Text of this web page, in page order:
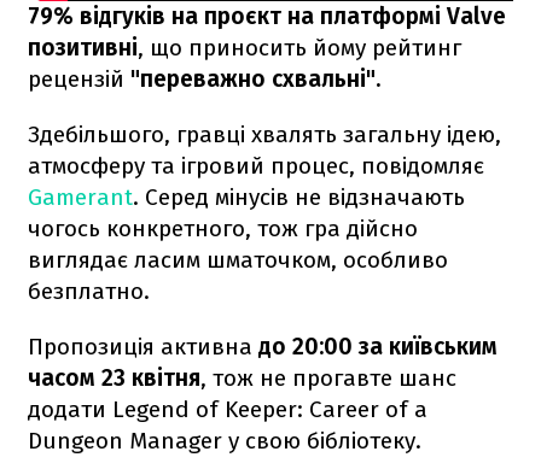
79% відгуків на проєкт на платформі Valve
позитивні, що приносить йому рейтинг
рецензій "переважно схвальні".
Здебільшого, гравці хвалять загальну ідею,
атмосферу та ігровий процес, повідомляє
Gamerant. Серед мінусів не відзначають
чогось конкретного, тож гра дійсно
виглядає ласим шматочком, особливо
безплатно.
Пропозиція активна до 20:00 за київським
часом 23 квітня, тож не прогавте шанс
додати Legend of Keeper: Career of a
Dungeon Manager у свою бібліотеку.